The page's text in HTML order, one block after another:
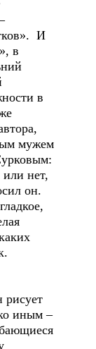
И
в
в
мужем
нет,
он.
рисует
иным –